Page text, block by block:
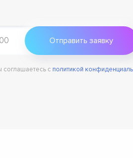
с политикой